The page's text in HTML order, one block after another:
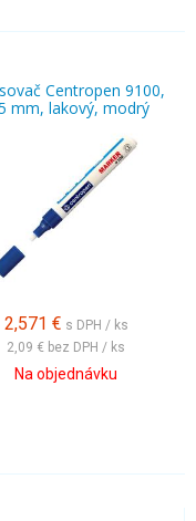
Centropen 9100,
mm, lakový, modrý
2,571 € s DPH / ks
2,09 € bez DPH / ks
Na objednávku